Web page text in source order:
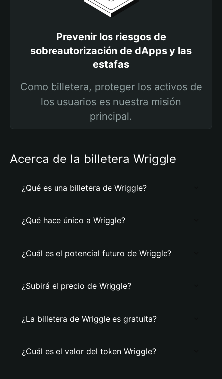
Prevenir los riesgos de
sobreautorización de dApps y las
estafas
Como billetera, proteger los activos de
los usuarios es nuestra misión
principal.
Acerca de la billetera Wriggle
¿Qué es una billetera de Wriggle?
¿Qué hace único a Wriggle?
¿Cuál es el potencial futuro de Wriggle?
¿Subirá el precio de Wriggle?
¿La billetera de Wriggle es gratuita?
¿Cuál es el valor del token Wriggle?